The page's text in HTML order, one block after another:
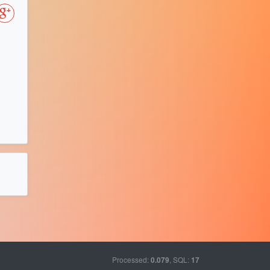
Processed: 0.079 , SQL: 17